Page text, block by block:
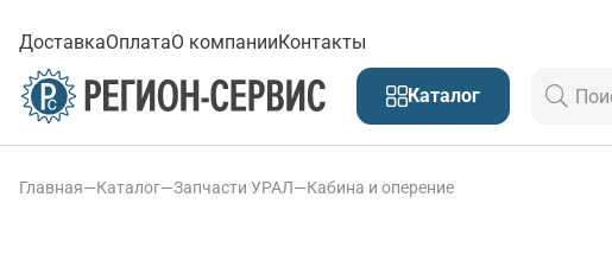
ДоставкаОплатаО компанииКонтакты
Каталог
Главная—Каталог—Запчасти УРАЛ—Кабина и оперение